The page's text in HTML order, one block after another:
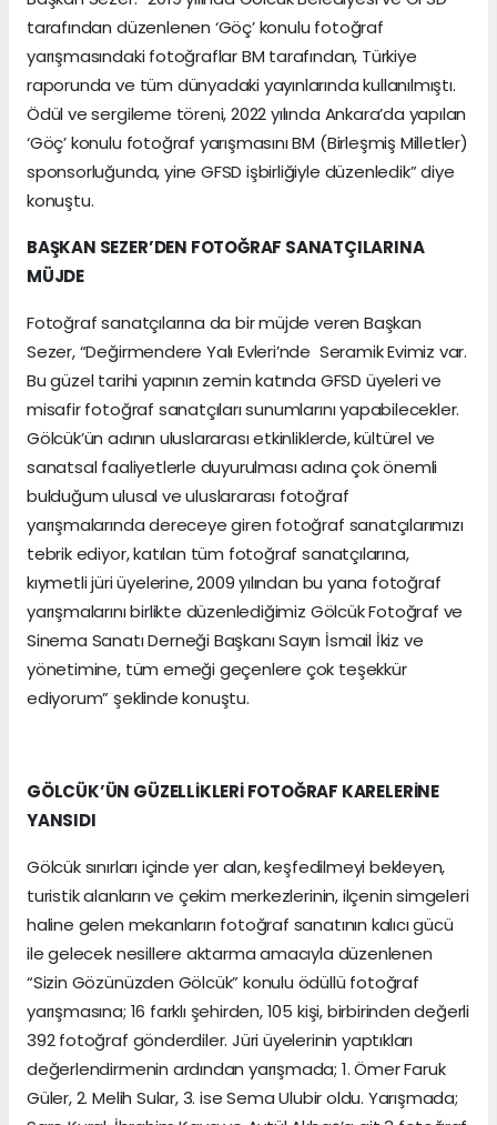
tarafından düzenlenen ‘Göç’ konulu fotoğraf
yarışmasındaki fotoğraflar BM tarafından, Türkiye
raporunda ve tüm dünyadaki yayınlarında kullanılmıştı.
Ödül ve sergileme töreni, 2022 yılında Ankara’da yapılan
‘Göç’ konulu fotoğraf yarışmasını BM (Birleşmiş Milletler)
sponsorluğunda, yine GFSD işbirliğiyle düzenledik” diye
konuştu.
BAŞKAN SEZER’DEN FOTOĞRAF SANATÇILARINA
MÜJDE
Fotoğraf sanatçılarına da bir müjde veren Başkan
Sezer, “Değirmendere Yalı Evleri’nde Seramik Evimiz var.
Bu güzel tarihi yapının zemin katında GFSD üyeleri ve
misafir fotoğraf sanatçıları sunumlarını yapabilecekler.
Gölcük’ün adının uluslararası etkinliklerde, kültürel ve
sanatsal faaliyetlerle duyurulması adına çok önemli
bulduğum ulusal ve uluslararası fotoğraf
yarışmalarında dereceye giren fotoğraf sanatçılarımızı
tebrik ediyor, katılan tüm fotoğraf sanatçılarına,
kıymetli jüri üyelerine, 2009 yılından bu yana fotoğraf
yarışmalarını birlikte düzenlediğimiz Gölcük Fotoğraf ve
Sinema Sanatı Derneği Başkanı Sayın İsmail İkiz ve
yönetimine, tüm emeği geçenlere çok teşekkür
ediyorum” şeklinde konuştu.
GÖLCÜK’ÜN GÜZELLİKLERİ FOTOĞRAF KARELERİNE
YANSIDI
Gölcük sınırları içinde yer alan, keşfedilmeyi bekleyen,
turistik alanların ve çekim merkezlerinin, ilçenin simgeleri
haline gelen mekanların fotoğraf sanatının kalıcı gücü
ile gelecek nesillere aktarma amacıyla düzenlenen
“Sizin Gözünüzden Gölcük” konulu ödüllü fotoğraf
yarışmasına; 16 farklı şehirden, 105 kişi, birbirinden değerli
392 fotoğraf gönderdiler. Jüri üyelerinin yaptıkları
değerlendirmenin ardından yarışmada; 1. Ömer Faruk
Güler, 2. Melih Sular, 3. ise Sema Ulubir oldu. Yarışmada;